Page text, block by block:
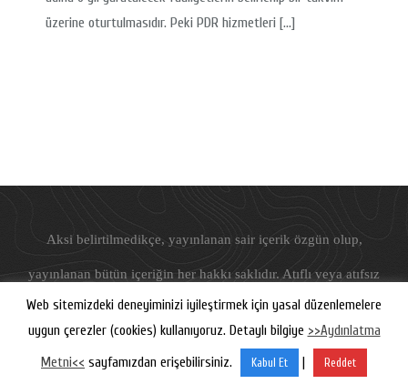
üzerine oturtulmasıdır. Peki PDR hizmetleri […]
Aksi belirtilmedikçe, yayınlanan sair içerik özgün olup,
yayınlanan bütün içeriğin her hakkı saklıdır. Atıflı veya atıfsız
hiçbir şekilde kullanılamaz.
Web sitemizdeki deneyiminizi iyileştirmek için yasal düzenlemelere
uygun çerezler (cookies) kullanıyoruz. Detaylı bilgiye >>Aydınlatma
Metni<< sayfamızdan erişebilirsiniz. Kabul Et Reddet